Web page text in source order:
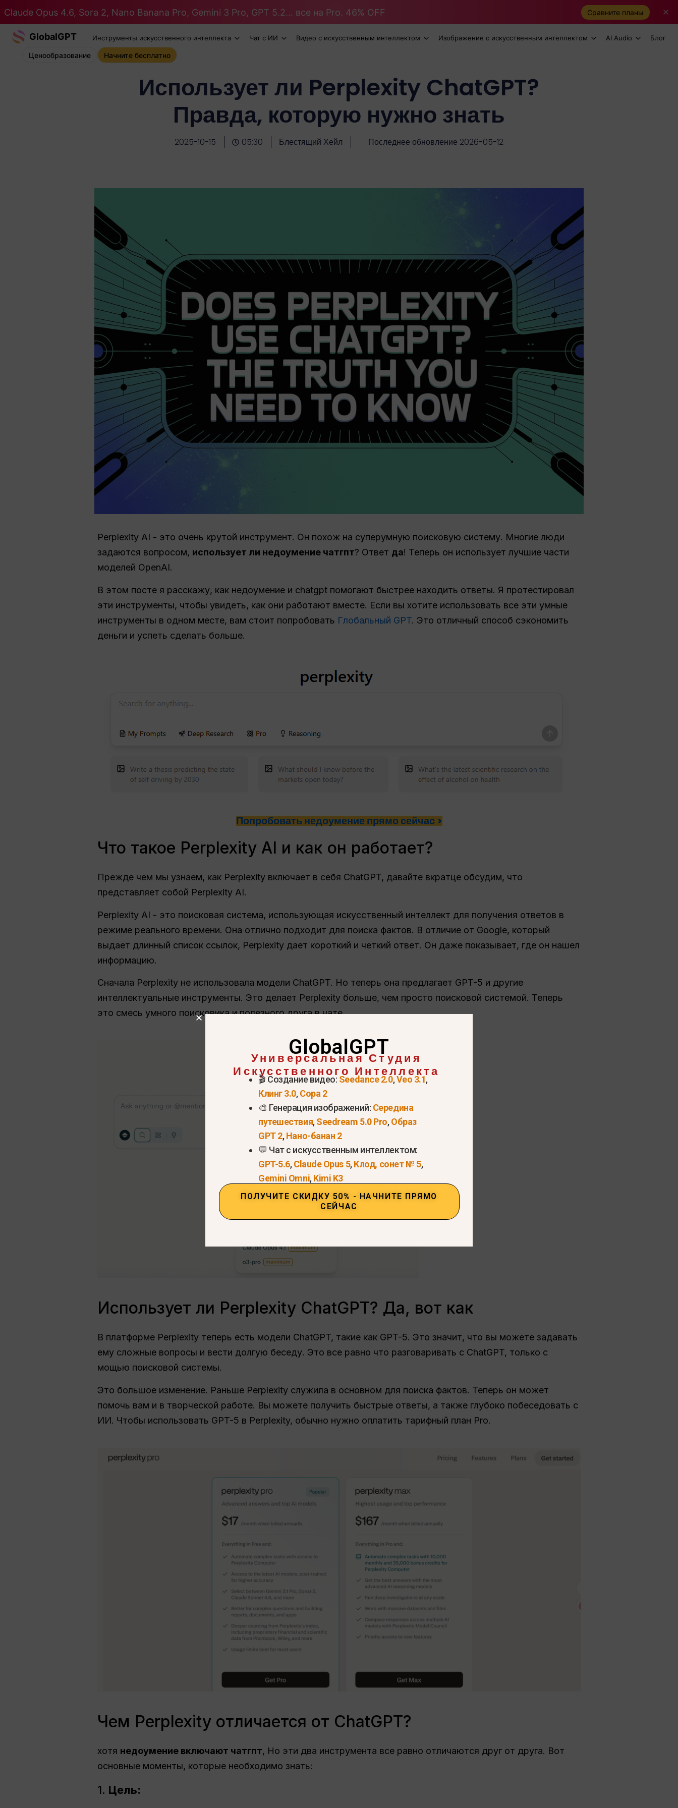
Claude Opus 4.6, Sora 2, Nano Banana Pro, Gemini 3 Pro, GPT 5.2... все на Pro. 46% OFF Сравните планы
GlobalGPT Инструменты искусственного интеллекта Чат с ИИ Видео с искусственным интеллектом Изображение с искусственным интеллектом AI Audio Блог
Ценообразование Начните бесплатно
Использует ли Perplexity ChatGPT?
Правда, которую нужно знать
2025-10-15 05:30 Блестящий Хейл Последнее обновление 2026-05-12
Perplexity AI - это очень крутой инструмент. Он похож на суперумную поисковую систему. Многие люди
задаются вопросом, использует ли недоумение чатгпт? Ответ да! Теперь он использует лучшие части
моделей OpenAI.
В этом посте я расскажу, как недоумение и chatgpt помогают быстрее находить ответы. Я протестировал
эти инструменты, чтобы увидеть, как они работают вместе. Если вы хотите использовать все эти умные
инструменты в одном месте, вам стоит попробовать Глобальный GPT. Это отличный способ сэкономить
деньги и успеть сделать больше.
Попробовать недоумение прямо сейчас >
Что такое Perplexity AI и как он работает?
Прежде чем мы узнаем, как Perplexity включает в себя ChatGPT, давайте вкратце обсудим, что
представляет собой Perplexity AI.
Perplexity AI - это поисковая система, использующая искусственный интеллект для получения ответов в
режиме реального времени. Она отлично подходит для поиска фактов. В отличие от Google, который
выдает длинный список ссылок, Perplexity дает короткий и четкий ответ. Он даже показывает, где он нашел
информацию.
Сначала Perplexity не использовала модели ChatGPT. Но теперь она предлагает GPT-5 и другие
интеллектуальные инструменты. Это делает Perplexity больше, чем просто поисковой системой. Теперь
это смесь умного поисковика и полезного друга в чате.
Использует ли Perplexity ChatGPT? Да, вот как
В платформе Perplexity теперь есть модели ChatGPT, такие как GPT-5. Это значит, что вы можете задавать
ему сложные вопросы и вести долгую беседу. Это все равно что разговаривать с ChatGPT, только с
мощью поисковой системы.
Это большое изменение. Раньше Perplexity служила в основном для поиска фактов. Теперь он может
помочь вам и в творческой работе. Вы можете получить быстрые ответы, а также глубоко побеседовать с
ИИ. Чтобы использовать GPT-5 в Perplexity, обычно нужно оплатить тарифный план Pro.
Чем Perplexity отличается от ChatGPT?
хотя недоумение включают чатгпт, Но эти два инструмента все равно отличаются друг от друга. Вот
основные моменты, которые необходимо знать:
1. Цель:
GlobalGPT
Универсальная Студия
Искусственного Интеллекта
🎬 Создание видео: Seedance 2.0,Veo 3.1,
Клинг 3.0,Сора 2
🎨 Генерация изображений: Середина
путешествия,Seedream 5.0 Pro,Образ
GPT 2,Нано-банан 2
💬 Чат с искусственным интеллектом:
GPT-5.6,Claude Opus 5,Клод, сонет № 5,
Gemini Omni,Kimi K3
ПОЛУЧИТЕ СКИДКУ 50% - НАЧНИТЕ ПРЯМО
СЕЙЧАС